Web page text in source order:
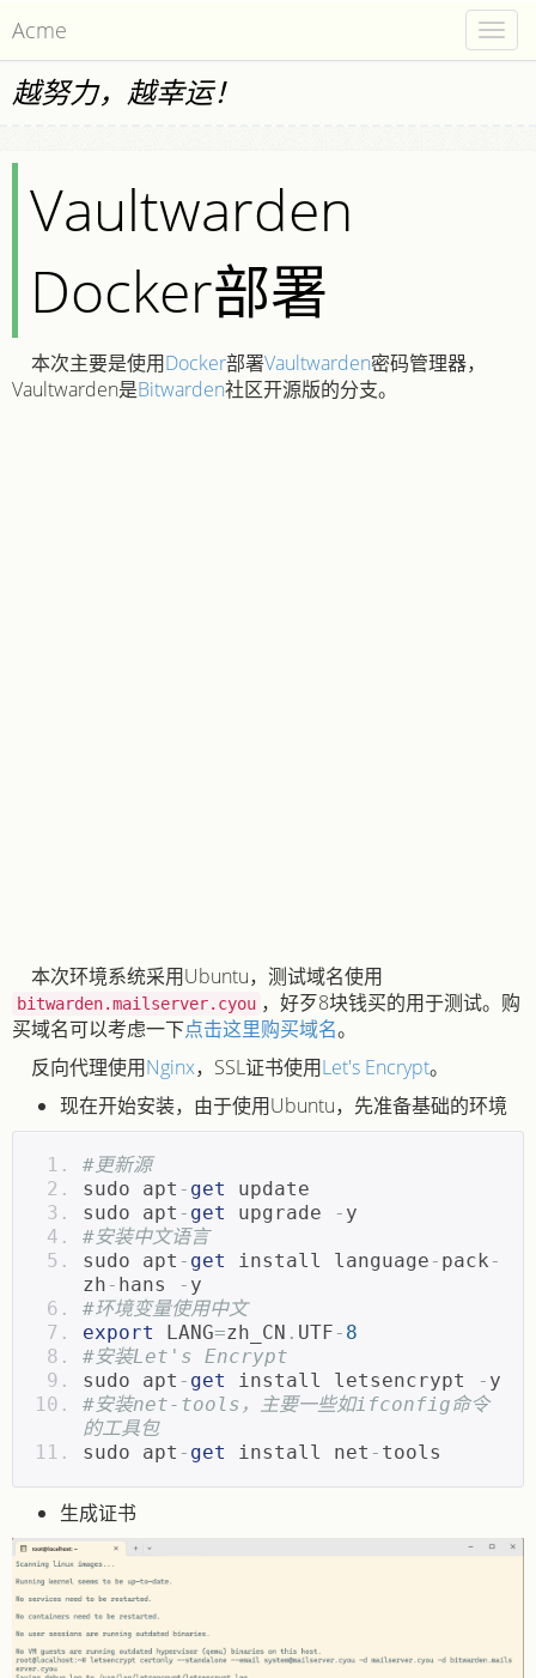
越努力，越幸运！
Acme
Vaultwarden
Docker部署
本次主要是使用Docker部署Vaultwarden密码管理器，
Vaultwarden是Bitwarden社区开源版的分支。
本次环境系统采用Ubuntu，测试域名使用
bitwarden.mailserver.cyou ，好歹8块钱买的用于测试。购
买域名可以考虑一下点击这里购买域名。
反向代理使用Nginx，SSL证书使用Let's Encrypt。
现在开始安装，由于使用Ubuntu，先准备基础的环境
#更新源
sudo apt - get
update
sudo apt - get upgrade - y
#安装中文语言
sudo apt - get install language - pack -
zh - hans - y
#环境变量使用中文
export
LANG=zh_CN . UTF - 8
#安装Let's Encrypt
sudo apt - get install letsencrypt - y
#安装net-tools，主要一些如ifconfig命令
的工具包
sudo apt - get install net - tools
生成证书